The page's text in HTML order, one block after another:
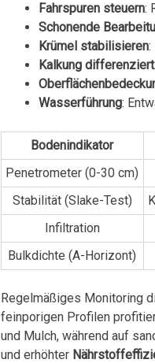
Fahrspuren steuern:
Schonende
Krümel stabilisieren:
Kalkung differenziert
Wasserführung:
Bodenindikator
Penetrometer (0-30 cm)
Stabilität (Slake-Test)
Infiltration
Bulkdichte (A-Horizont)
Regelmäßiges Monitoring
feinporigen Profilen
und Mulch, während auf
und erhöhter